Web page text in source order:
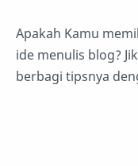
Apakah Kamu
ide menulis blog?
berbagi tipsnya